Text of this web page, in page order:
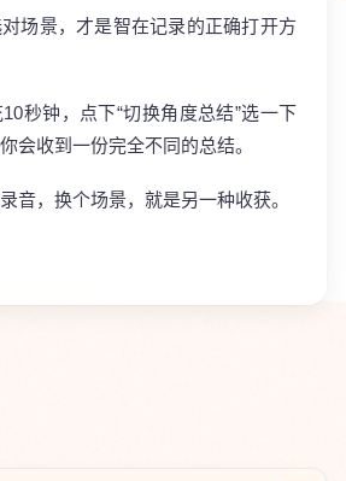
场景，才是智在记录的正确打开方
秒钟，点下“切换角度总结”选一下
收到一份完全不同的总结。
音，换个场景，就是另一种收获。